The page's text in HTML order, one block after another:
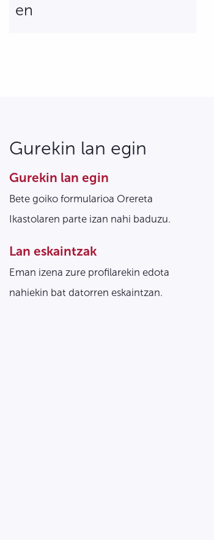
en
Gurekin lan egin
Gurekin lan egin
Bete goiko formularioa Orereta
Ikastolaren parte izan nahi baduzu.
Lan eskaintzak
Eman izena zure profilarekin edota
nahiekin bat datorren eskaintzan.